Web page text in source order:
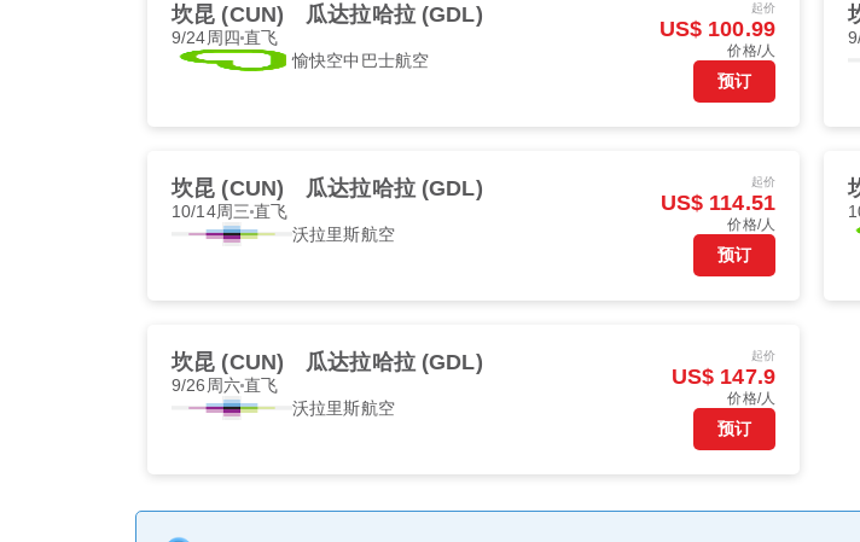
坎昆 (CUN) 瓜达拉哈拉 (GDL)
9/24周四 直飞
愉快空中巴士航空
起价
US$ 100.99
价格/人
预订
坎昆 (CUN) 瓜达拉哈拉 (GDL)
10/14周三 直飞
沃拉里斯航空
起价
US$ 114.51
价格/人
预订
坎昆 (CUN) 瓜达拉哈拉 (GDL)
9/26周六直飞
沃拉里斯航空
起价
US$ 147.9
价格/人
预订